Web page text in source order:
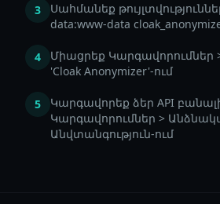
3
Սահմանեք
data:www-data
4
Միացրեք Կարգավորումներ
'Cloak Anonymizer'-ում
5
Կարգավորեք ձեր API
Կարգավորումներ >
Անվտանգություն-ում